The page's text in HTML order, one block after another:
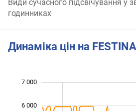
Види сучасного підсвічування у
годинниках
Динаміка цін на
7 000
6 000